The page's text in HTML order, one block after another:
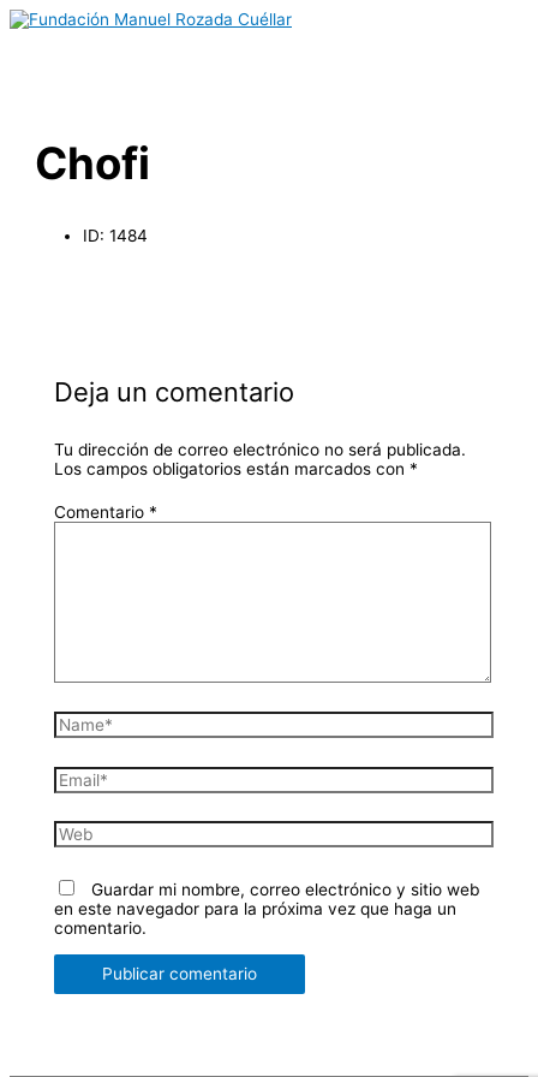
Ir
al
principal
Chofi
ID: 1484
Deja un comentario
Tu dirección de correo electrónico no será publicada.
Los campos obligatorios están marcados con *
Comentario *
Name*
Email*
Guardar mi nombre, correo electrónico y sitio web
en este navegador para la próxima vez que haga un
comentario.